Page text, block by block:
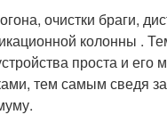
очистки браги,
колонны .
проста и его
тем самым сведя